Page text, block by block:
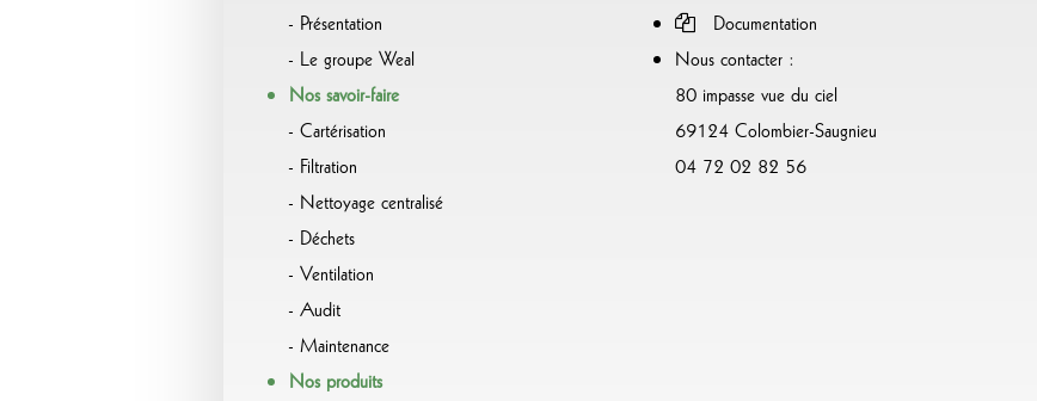
Présentation
Le groupe Weal
Nos savoir-faire
Cartérisation
Filtration
Nettoyage centralisé
Déchets
Ventilation
Audit
Maintenance
Nos produits
Documentation
Nous contacter :
80 impasse vue du ciel
69124 Colombier-Saugnieu
04 72 02 82 56